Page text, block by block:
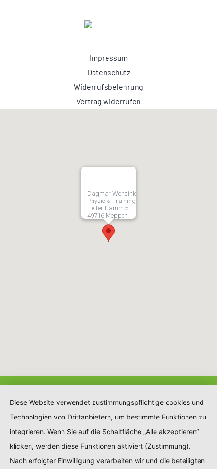
Impressum
Datenschutz
Widerrufsbelehrung
Vertrag widerrufen
Dagmar Wensink
Physio & Training
Helter Damm 5
49716 Meppen
Diese Website verwendet zustimmungspflichtige cookies und
Technologien von Drittanbietern, um bestimmte Funktionen zu
integrieren. Wenn Sie auf die Schaltfläche „Alle akzeptieren“
klicken, werden diese Funktionen aktiviert (Zustimmung).
Nach erfolgter Einwilligung verarbeiten wir und die beteiligten